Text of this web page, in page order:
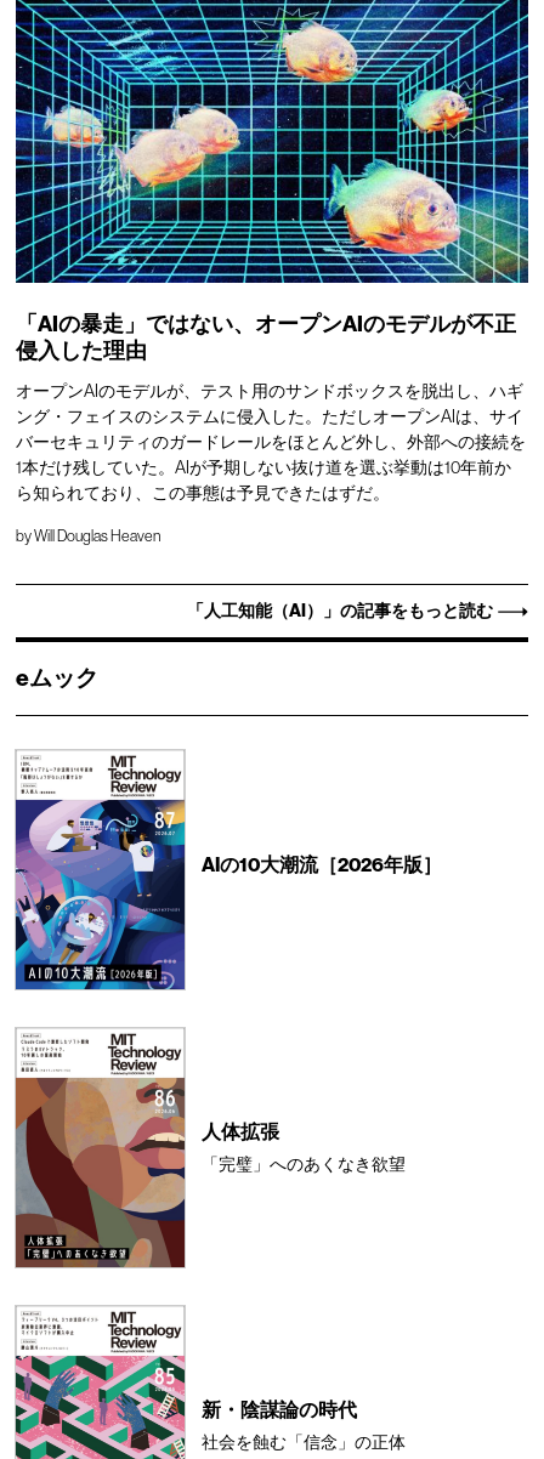
「AIの暴走」ではない、オープンAIのモデルが不正
侵入した理由
オープンAIのモデルが、テスト用のサンドボックスを脱出し、ハギ
ング・フェイスのシステムに侵入した。ただしオープンAIは、サイ
バーセキュリティのガードレールをほとんど外し、外部への接続を
1本だけ残していた。AIが予期しない抜け道を選ぶ挙動は10年前か
ら知られており、この事態は予見できたはずだ。
byWill Douglas Heaven
「人工知能（AI）」の記事をもっと読む
eムック
AIの10大潮流［2026年版］
人体拡張
「完璧」へのあくなき欲望
新・陰謀論の時代
社会を蝕む「信念」の正体